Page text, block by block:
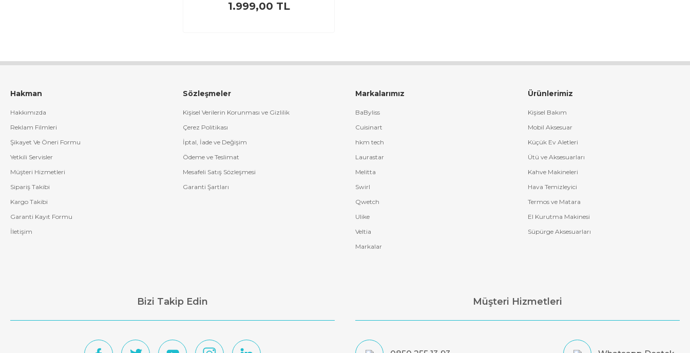
1.999,00 TL
Hakman
Hakkımızda
Reklam Filmleri
Şikayet Ve Öneri Formu
Yetkili Servisler
Müşteri Hizmetleri
Sipariş Takibi
Kargo Takibi
Garanti Kayıt Formu
İletişim
Sözleşmeler
Kişisel Verilerin Korunması ve Gizlilik
Çerez Politikası
İptal, İade ve Değişim
Ödeme ve Teslimat
Mesafeli Satış Sözleşmesi
Garanti Şartları
Markalarımız
BaByliss
Cuisinart
hkm tech
Laurastar
Melitta
Swirl
Qwetch
Ulike
Veltia
Markalar
Ürünlerimiz
Kişisel Bakım
Mobil Aksesuar
Küçük Ev Aletleri
Ütü ve Aksesuarları
Kahve Makineleri
Hava Temizleyici
Termos ve Matara
El Kurutma Makinesi
Süpürge Aksesuarları
Bizi Takip Edin Müşteri Hizmetleri